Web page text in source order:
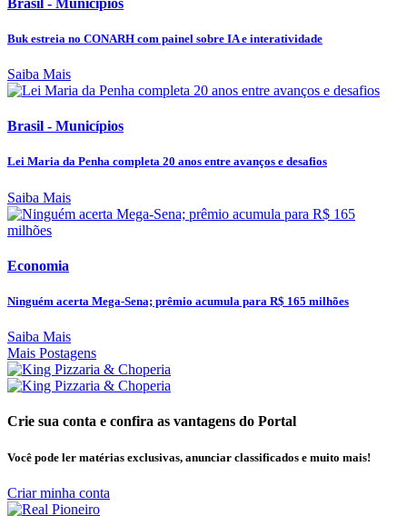
Buk estreia no CONARH com painel sobre IA e interatividade
Saiba Mais
Brasil - Municípios
Lei Maria da Penha completa 20 anos entre avanços e desafios
Saiba Mais
Economia
Ninguém acerta Mega-Sena; prêmio acumula para R$ 165 milhões
Saiba Mais
Mais Postagens
Crie sua conta e confira as vantagens do Portal
Você pode ler matérias exclusivas, anunciar classificados e muito mais!
Criar minha conta